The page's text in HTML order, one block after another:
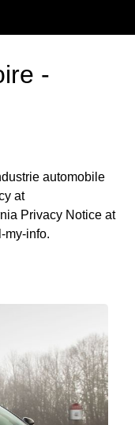
-
automobile
at
Privacy Notice at
my-info.